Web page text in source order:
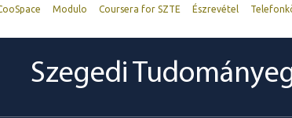
Modulo Coursera for SZTE Észrevétel
Szegedi